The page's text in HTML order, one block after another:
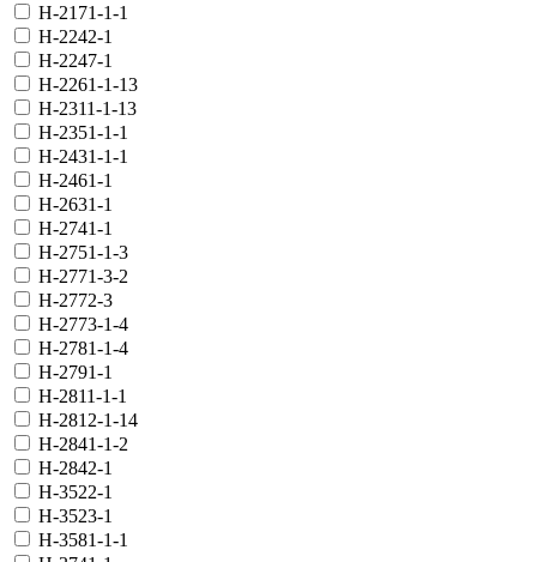
H-2171-1-1
H-2242-1
H-2247-1
H-2261-1-13
H-2311-1-13
H-2351-1-1
H-2431-1-1
H-2461-1
H-2631-1
H-2741-1
H-2751-1-3
H-2771-3-2
H-2772-3
H-2773-1-4
H-2781-1-4
H-2791-1
H-2811-1-1
H-2812-1-14
H-2841-1-2
H-2842-1
H-3522-1
H-3523-1
H-3581-1-1